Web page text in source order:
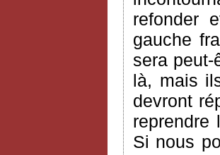
refonder
gauche
sera
là, mais
devront
reprendre
Si nous